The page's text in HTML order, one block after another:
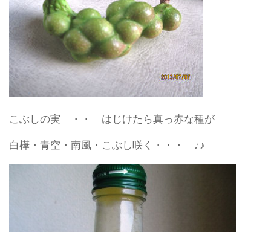
こぶしの実 ・・ はじけたら真っ赤な種が
白樺・青空・南風・こぶし咲く・・・ ♪♪